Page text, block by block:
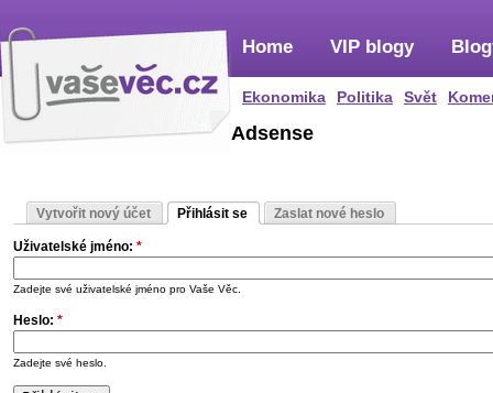
Home
Ekonomika Politika Svět
VIP blogy
Adsense
Vytvořit nový účet Přihlásit se Zaslat nové heslo
Uživatelské jméno: *
Zadejte své uživatelské jméno pro Vaše Věc.
Heslo: *
Zadejte své heslo.